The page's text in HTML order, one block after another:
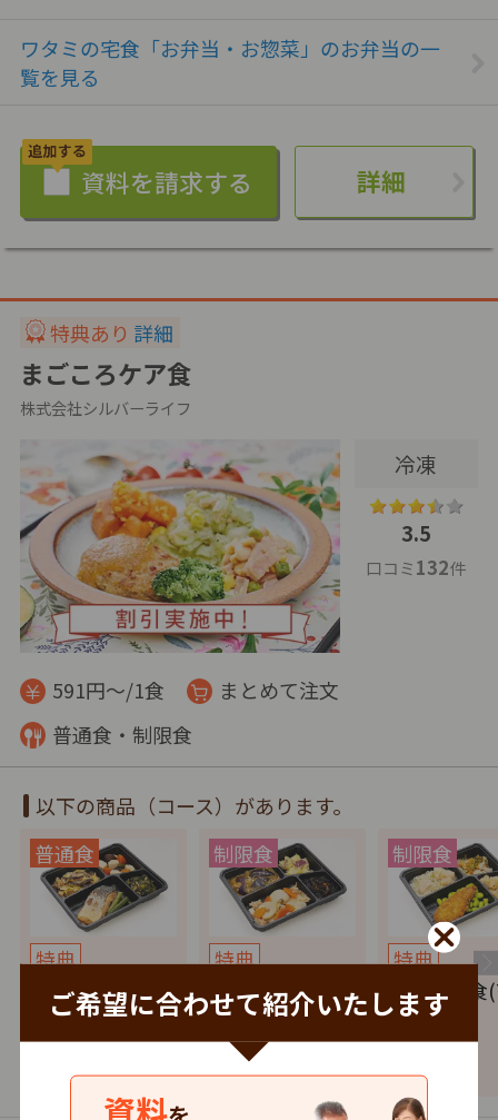
ご希望に合わせて紹介いたします
資料
ワタミの宅食「お弁当・お惣菜」のお弁当の一
覧を見る
詳細
特典あり 詳細
まごころケア食
株式会社シルバーライフ
冷凍
3.5
口コミ132件
591円～/1食
まとめて注文
普通食・制限食
以下の商品（コース）があります。
特典
健康バランス(7
食セット)
4,137円 税込
特典
たんぱく調整食
(7食セット)
4,137円 税込
特典
塩分制限
セット)
4,137